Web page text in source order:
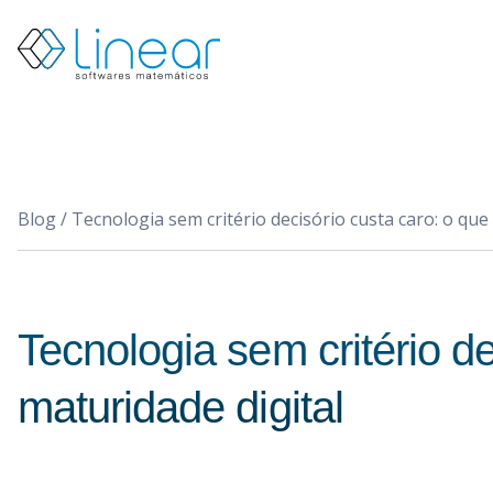
Blog/ Tecnologia sem critério decisório custa caro: o
Tecnologia sem critério
maturidade digital